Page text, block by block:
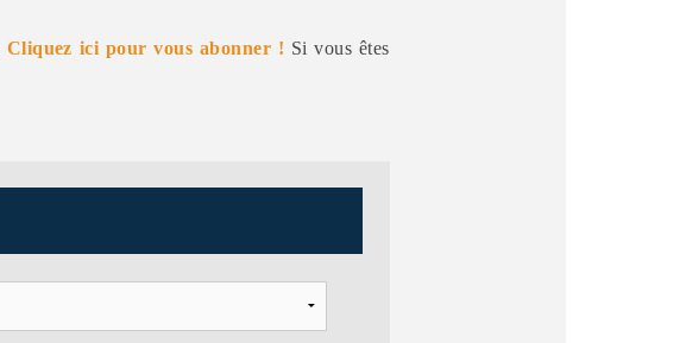
Cliquez ici pour vous abonner ! Si vous êtes